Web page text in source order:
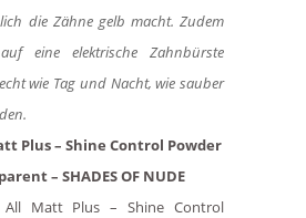
die Zähne gelb macht. Zudem
eine elektrische Zahnbürste
wie Tag und Nacht, wie sauber
Plus – Shine Control Powder
– SHADES OF NUDE
All Matt Plus – Shine Control